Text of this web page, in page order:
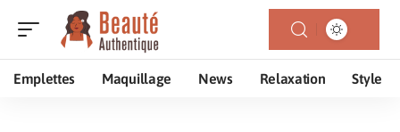
Emplettes Maquillage News Relaxation Style